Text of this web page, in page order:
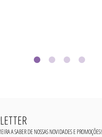
A SABER DE NOSSAS NOVIDADES E PROMOÇÕES!